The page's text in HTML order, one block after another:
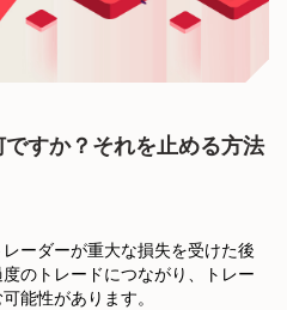
すか？それを止める方法
ーダーが重大な損失を受けた後
のトレードにつながり、トレー
能性があります。